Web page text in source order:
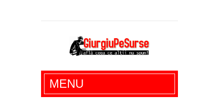
Giurgiu Pe Surse – actualitate giurgiu,
administratie giurgiu, stiri politice, social
MENU